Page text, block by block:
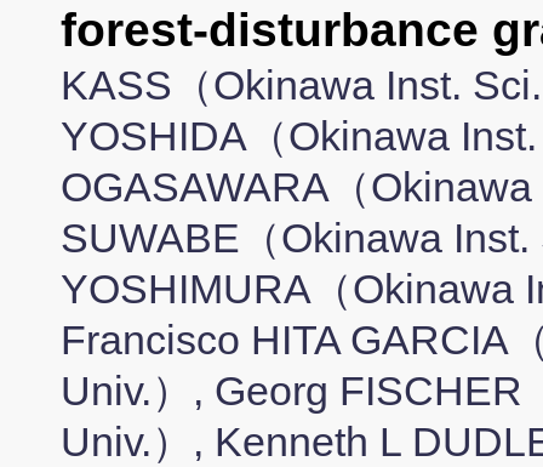
forest-disturbance
KASS（Okinawa Inst.
YOSHIDA（Okinawa
OGASAWARA（
SUWABE（Okinawa
YOSHIMURA（Okinawa
Francisco HITA GARCIA
Univ.）, Georg FISCHER
Univ.）, Kenneth L